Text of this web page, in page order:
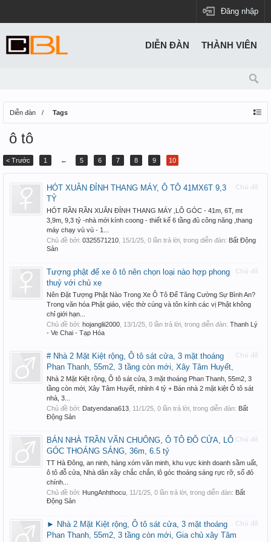
Đăng nhập
Diễn đàn Tags
ô tô
< Trước 1 ← 5 6 7 8 9 10
Chủ đề
HÓT XUÂN ĐỈNH THANG MÁY, Ô TÔ 41MX6T 9,3
TỶ
HÓT RẦN RẦN XUÂN ĐỈNH THANG MÁY ,LÔ GÓC - 41m, 6T, mt
3,9m, 9,3 tỷ -nhà mới kính coong - thiết kế 6 tầng đủ công năng ,thang
máy chạy vù vù - 1...
Chủ đề bởi: 0325571210 15/1/25 , 0 lần trả lời, trong diễn đàn: Bất Động
Sản
Chủ đề
Tượng phật để xe ô tô nên chọn loại nào hợp phong
thuỷ với chủ xe
Nên Đặt Tượng Phật Nào Trong Xe Ô Tô Để Tăng Cường Sự Bình An?
Trong văn hóa Phật giáo, việc thờ cúng và tôn kính các vị Phật không
chỉ giới hạn...
Chủ đề bởi: hojanglii2000 13/1/25 , 0 lần trả lời, trong diễn đàn: Thanh Lý
- Ve Chai - Tạp Hóa
Chủ đề
# Nhà 2 Mặt Kiệt rộng, Ô tô sát cửa, 3 mặt thoáng
Phan Thanh, 55m2, 3 tầng còn mới, Xây Tâm Huyết,
Nhà 2 Mặt Kiệt rộng, Ô tô sát cửa, 3 mặt thoáng Phan Thanh, 55m2, 3
tầng còn mới, Xây Tâm Huyết, nhỉnh 4 tỷ + Bán nhà 2 mặt kiệt Ô tô sát
nhà, 3...
Chủ đề bởi: Datyendana613 11/1/25 , 0 lần trả lời, trong diễn đàn: Bất
Động Sản
Chủ đề
BÁN NHÀ TRẦN VĂN CHUÔNG, Ô TÔ ĐỖ CỬA, LÔ
GÓC THOÁNG SÁNG, 36m, 6.5 tỷ
TT Hà Đông, an ninh, hàng xóm văn minh, khu vực kinh doanh sầm uất,
ô tô đỗ cửa, Nhà dân xây chắc chắn, lô góc thoáng sáng rực rỡ, sổ đỏ
chính...
Chủ đề bởi: HungAnhthocu 11/1/25 , 0 lần trả lời, trong diễn đàn: Bất
Động Sản
Chủ đề
► Nhà 2 Mặt Kiệt rộng, Ô tô sát cửa, 3 mặt thoáng
Phan Thanh, 55m2, 3 tầng còn mới, Gia chủ xây Tâm
DIỄN ĐÀN THÀNH VIÊN